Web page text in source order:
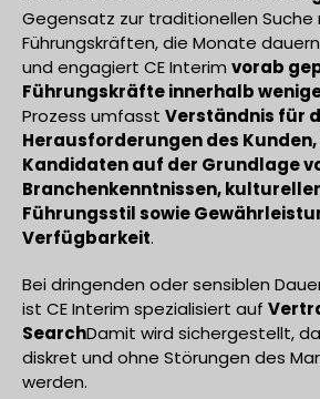
Gegensatz zur traditionellen Suche
Führungskräften, die Monate
und engagiert CE Interim vorab
Führungskräfte innerhalb
Prozess umfasst Verständnis für
Herausforderungen des
Kandidaten auf der Grundlage
Branchenkenntnissen,
Führungsstil sowie
Verfügbarkeit.
Bei dringenden oder sensiblen
ist CE Interim spezialisiert auf
SearchDamit wird sichergestellt,
diskret und ohne Störungen des
werden.